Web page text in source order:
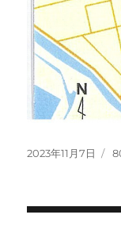
投
2023年11月7日